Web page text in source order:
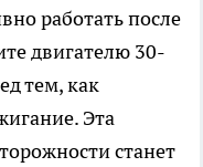
работать после
двигателю 30-
тем, как
Эта
станет